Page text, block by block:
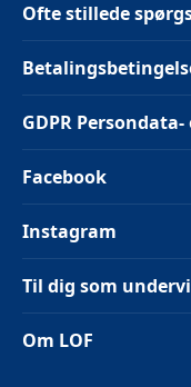
Ofte stillede
GDPR
Facebook
Instagram
Til dig som
Om LOF